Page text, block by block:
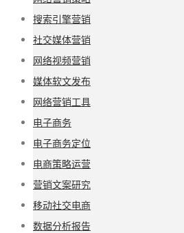
搜索引擎营销
社交媒体营销
网络视频营销
媒体软文发布
网络营销工具
电子商务
电子商务定位
电商策略运营
营销文案研究
移动社交电商
数据分析报告